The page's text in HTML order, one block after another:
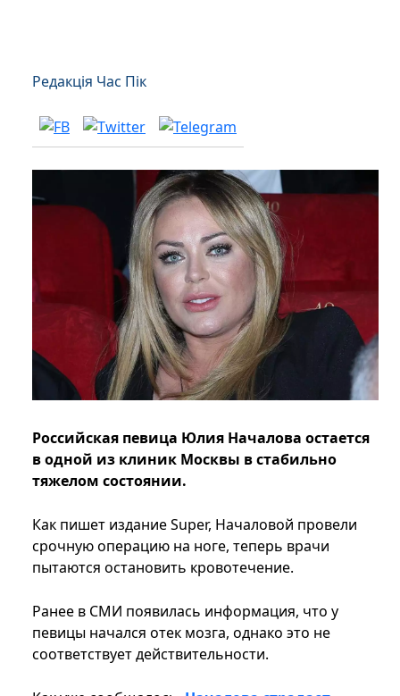
Редакція Час Пік
Российская певица Юлия Началова остается
в одной из клиник Москвы в стабильно
тяжелом состоянии.
Как пишет издание Super, Началовой провели
срочную операцию на ноге, теперь врачи
пытаются остановить кровотечение.
Ранее в СМИ появилась информация, что у
певицы начался отек мозга, однако это не
соответствует действительности.